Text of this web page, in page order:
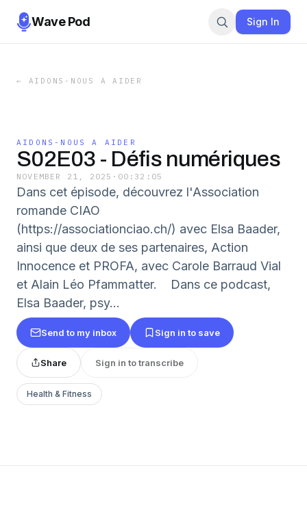
Wave Pod Sign In
← AIDONS-NOUS A AIDER
AIDONS-NOUS A AIDER
S02E03 - Défis numériques
NOVEMBER 21, 2025 · 00:32:05
Dans cet épisode, découvrez l'Association
romande CIAO
(https://associationciao.ch/) avec Elsa Baader,
ainsi que deux de ses partenaires, Action
Innocence et PROFA, avec Carole Barraud Vial
et Alain Léo Pfammatter. Dans ce podcast,
Elsa Baader, psy...
Send to my inbox Sign in to save
Share Sign in to transcribe
Health & Fitness